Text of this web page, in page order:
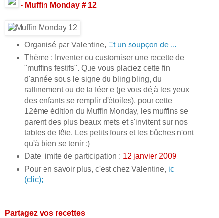
- Muffin Monday # 12
Organisé par Valentine, Et un soupçon de ...
Thème : Inventer ou customiser une recette de
"muffins festifs". Que vous placiez cette fin
d'année sous le signe du bling bling, du
raffinement ou de la féerie (je vois déjà les yeux
des enfants se remplir d'étoiles), pour cette
12ème édition du Muffin Monday, les muffins se
parent des plus beaux mets et s'invitent sur nos
tables de fête. Les petits fours et les bûches n'ont
qu'à bien se tenir ;)
Date limite de participation : 12 janvier 2009
Pour en savoir plus, c'est chez Valentine, ici
(clic);
Partagez vos recettes